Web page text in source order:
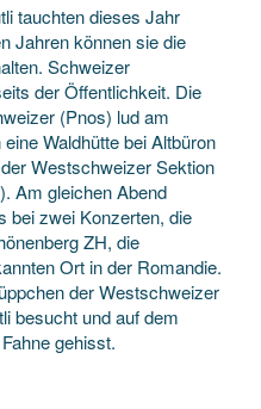
tauchten dieses Jahr
Jahren können sie die
Schweizer
der Öffentlichkeit. Die
(Pnos) lud am
Waldhütte bei Altbüron
Westschweizer Sektion
Am gleichen Abend
bei zwei Konzerten, die
ZH, die
Ort in der Romandie.
der Westschweizer
besucht und auf dem
gehisst.